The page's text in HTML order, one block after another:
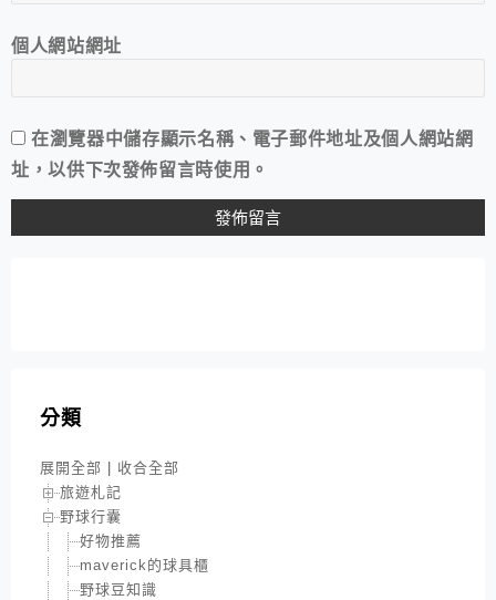
個人網站網址
在瀏覽器中儲存顯示名稱、電子郵件地址及個人網站網
址，以供下次發佈留言時使用。
分類
展開全部
收合全部
旅遊札記
野球行囊
好物推薦
maverick的球具櫃
野球豆知識